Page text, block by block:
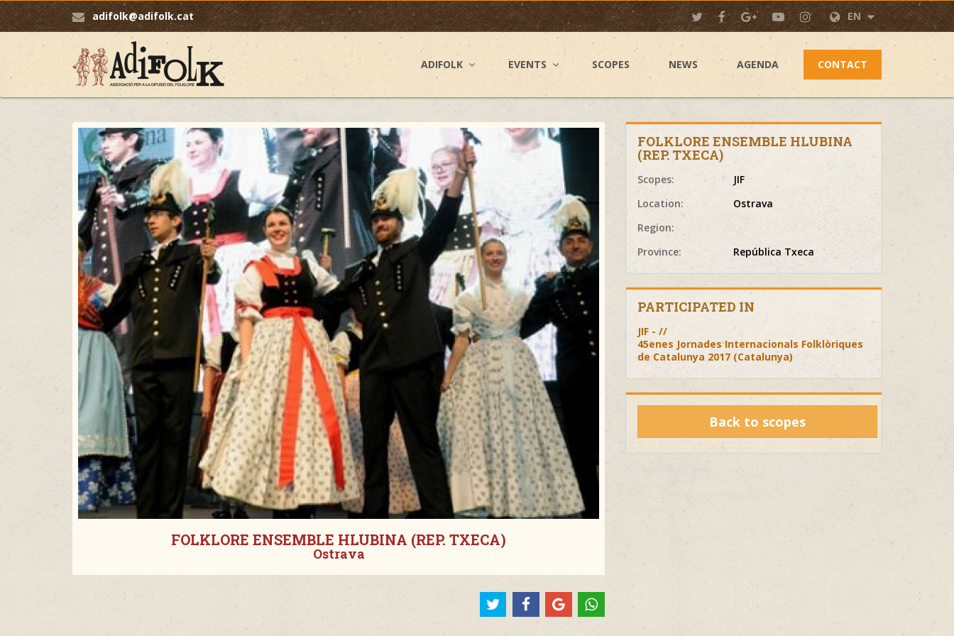
adifolk@adifolk.cat EN
ADIFOLK EVENTS SCOPES NEWS AGENDA CONTACT
FOLKLORE ENSEMBLE HLUBINA (REP. TXECA)
Ostrava
FOLKLORE ENSEMBLE HLUBINA
(REP. TXECA)
Scopes:
JIF
Location:
Ostrava
Region:
Province:
República Txeca
PARTICIPATED IN
JIF - //
45enes Jornades Internacionals Folklòriques
de Catalunya 2017 (Catalunya)
Back to scopes